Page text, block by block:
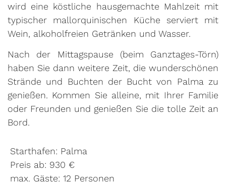
wird eine köstliche hausgemachte Mahlzeit mit
typischer mallorquinischen Küche serviert mit
Wein, alkoholfreien Getränken und Wasser.
Nach der Mittagspause (beim Ganztages-Törn)
haben Sie dann weitere Zeit, die wunderschönen
Strände und Buchten der Bucht von Palma zu
genießen. Kommen Sie alleine, mit Ihrer Familie
oder Freunden und genießen Sie die tolle Zeit an
Bord.
Starthafen: Palma
Preis ab: 930 €
max. Gäste: 12 Personen